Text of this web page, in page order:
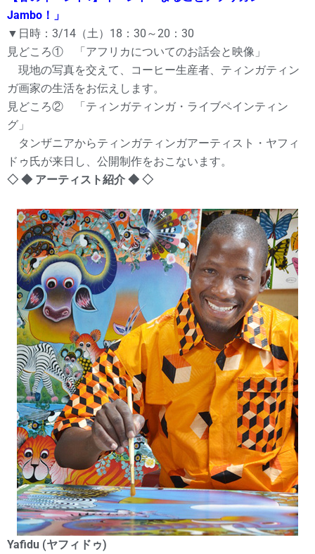
Jambo！」
▼日時：3/14（土）18：30～20：30
見どころ① 「アフリカについてのお話会と映像」
現地の写真を交えて、コーヒー生産者、ティンガティン
ガ画家の生活をお伝えします。
見どころ② 「ティンガティンガ・ライブペインティン
グ」
タンザニアからティンガティンガアーティスト・ヤフィ
ドゥ氏が来日し、公開制作をおこないます。
◇ ◆ アーティスト紹介 ◆ ◇
Yafidu (ヤフィドゥ)